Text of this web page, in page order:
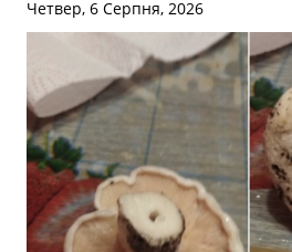
Четвер, 6 Серпня, 2026